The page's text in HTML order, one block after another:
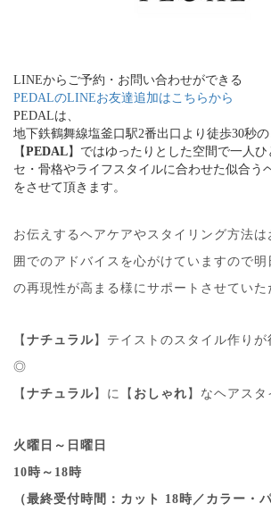
LINEからご予約・お問い合わせができる
PEDALのLINEお友達追加はこちらから
PEDALは、
地下鉄鶴舞線塩釜口駅2番出口より徒歩30秒の
【PEDAL】ではゆったりとした空間で一人
セ・骨格やライフスタイルに合わせた似合う
をさせて頂きます。
お伝えするヘアケアやスタイリング方法は
囲でのアドバイスを心がけていますので
の再現性が高まる様にサポートさせていた
【 ナチュラル】テイストのスタイル作り
◎
【 ナチュラル】に【 おしゃれ 】なヘアスタ
火曜日～日曜日
10時～18時
（最終受付時間：カット 18時／カラー・